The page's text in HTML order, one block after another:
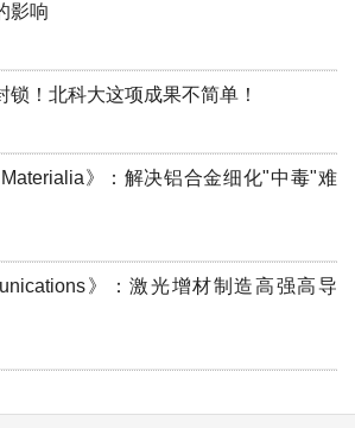
影响
锁！北科大这项成果不简单！
》：解决铝合金细化"中毒"难
》：激光增材制造高强高导